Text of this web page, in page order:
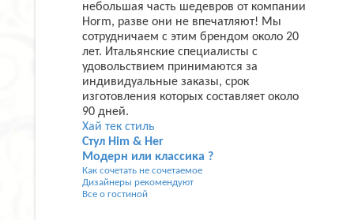
небольшая часть шедевров от компании
Horm, разве они не впечатляют! Мы
сотрудничаем с этим брендом около 20
лет. Итальянские специалисты с
удовольствием принимаются за
индивидуальные заказы, срок
изготовления которых составляет около
90 дней.
Хай тек стиль
Стул Him & Her
Модерн или классика ?
Как сочетать не сочетаемое
Дизайнеры рекомендуют
Все о гостиной